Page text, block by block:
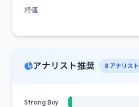
終値
アナリスト推奨 8 アナリスト
Strong Buy